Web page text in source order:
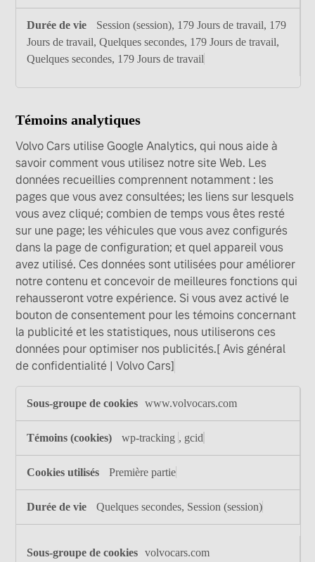
Session (session), 179 Jours de travail, 179
Jours de travail, Quelques secondes, 179 Jours de travail,
Quelques secondes, 179 Jours de travail
Témoins analytiques
Volvo Cars utilise Google Analytics, qui nous aide à
savoir comment vous utilisez notre site Web. Les
données recueillies comprennent notamment : les
pages que vous avez consultées; les liens sur lesquels
vous avez cliqué; combien de temps vous êtes resté
sur une page; les véhicules que vous avez configurés
dans la page de configuration; et quel appareil vous
avez utilisé. Ces données sont utilisées pour améliorer
notre contenu et concevoir de meilleures fonctions qui
rehausseront votre expérience. Si vous avez activé le
bouton de consentement pour les témoins concernant
la publicité et les statistiques, nous utiliserons ces
données pour optimiser nos publicités.[ Avis général
de confidentialité | Volvo Cars]
Témoins
analytiques
www.volvocars.com
wp-tracking , gcid
Première partie
Quelques secondes, Session (session)
volvocars.com